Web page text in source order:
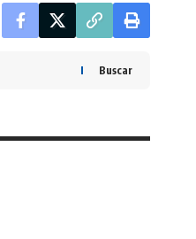
Buscar